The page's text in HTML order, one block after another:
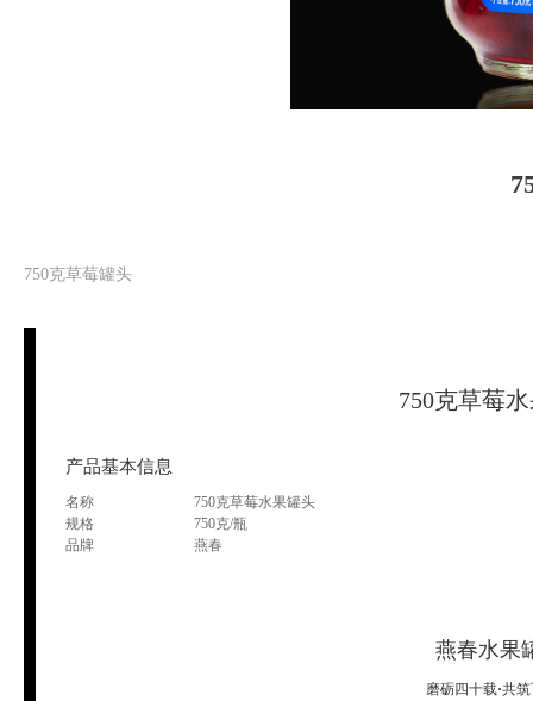
750克草莓罐头
750克草莓
产品基本信息
名称
750克草莓水果罐头
规格
750克/瓶
品牌
燕春
燕春水果
磨砺四十载·共